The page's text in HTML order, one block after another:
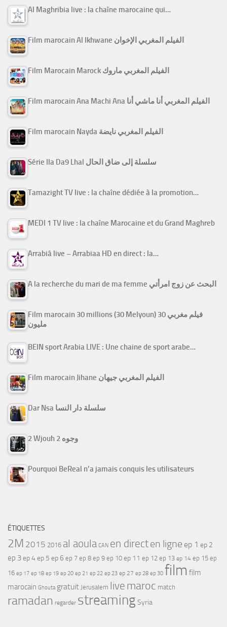
Al Maghribia live : la chaîne marocaine qui…
Film marocain Al Ikhwane الفيلم المغربي الإخوان
Film Marocain Marock الفيلم المغربي ماروك
Film marocain Ana Machi Ana الفيلم المغربي أنا ماشي أنا
Film marocain Nayda الفيلم المغربي نايضة
Série Ila Da9 Lhal سلسلة إلى ضاق الحال
Tamazight TV live : la chaîne dédiée à la promotion…
MEDI 1 TV live : la chaîne Marocaine et du Grand Maghreb
Arrabiâ live – Arrabiaa HD en direct : la…
A la recherche du mari de ma femme البحث عن زوج امرأتي
Film marocain 30 millions (30 Melyoun) فيلم مغربي 30
مليون
BEIN sport Arabia LIVE : Une chaine de sport arabe…
Film marocain Jihane الفيلم المغربي جيهان
Dar Nsa سلسلة دار النسا
2 Wjouh 2 وجوه
Pourquoi BeReal n’a jamais conquis les utilisateurs
ÉTIQUETTES
2M 2015 2016 al aoula CAN en directen ligne ep 1 ep 2
ep 3ep 4ep 5 ep 6 ep 7 ep 8 ep 9 ep 10 ep 11 ep 12 ep 13 ep 14 ep 15 ep
16 ep 17 ep 18 ep 19 ep 20 ep 21 ep 22 ep 23 ep 27 ep 28 ep 30 film film
marocain Ghouta gratuit Jerusalem live maroc match
ramadan regarder streamingSyria